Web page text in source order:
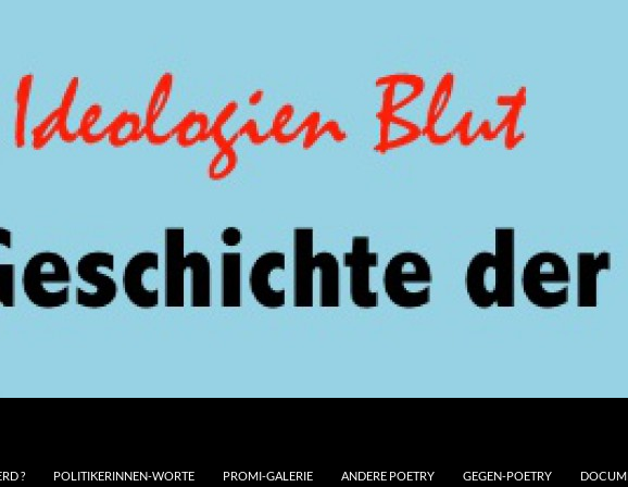
? POLITIKERINNEN-WORTE PROMI-GALERIE ANDERE POETRY GEGEN-POETRY